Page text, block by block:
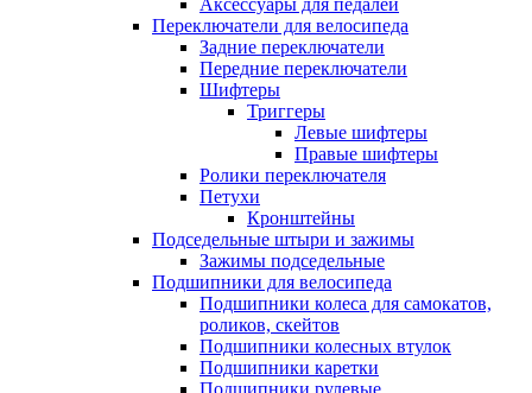
Переключатели для велосипеда
Задние переключатели
Передние переключатели
Шифтеры
Триггеры
Левые шифтеры
Правые шифтеры
Ролики переключателя
Петухи
Кронштейны
Подседельные штыри и зажимы
Зажимы подседельные
Подшипники для велосипеда
Подшипники колеса для самокатов,
роликов, скейтов
Подшипники колесных втулок
Подшипники каретки
Подшипники рулевые